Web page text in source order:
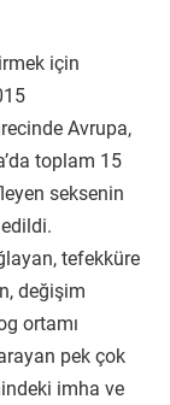
için
Avrupa,
toplam 15
seksenin
tefekküre
değişim
ortamı
pek çok
imha ve